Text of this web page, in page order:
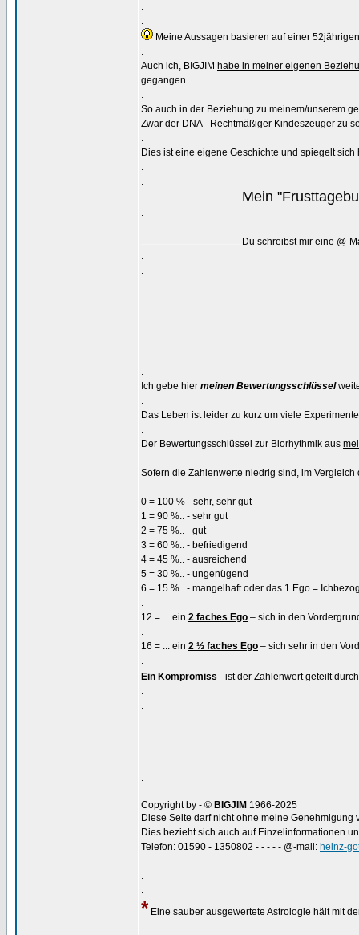
.
.
Meine Aussagen basieren auf einer
.
Auch ich, BIGJIM habe in meiner eigenen
gegangen.
.
So auch in der Beziehung zu meinem/unserem
Zwar der DNA - Rechtmäßiger Kindeszeuger zu
.
Dies ist eine eigene Geschichte und spiegelt
.
.
Mein
.
.
Du schreibst mir eine @-
.
.
.
.
Ich gebe hier meinen Bewertungsschlüssel
.
Das Leben ist leider zu kurz um viele
.
Der Bewertungsschlüssel zur Biorhythmik aus
.
Sofern die Zahlenwerte niedrig sind, im
.
0 = 100 % - sehr, sehr gut
1 = 90 %.. - sehr gut
2 = 75 %.. - gut
3 = 60 %.. - befriedigend
4 = 45 %.. - ausreichend
5 = 30 %.. - ungenügend
6 = 15 %.. - mangelhaft oder das 1 Ego =
.
12 = ... ein 2 faches Ego – sich in den
.
16 = ... ein 2 ½ faches Ego – sich sehr in den
.
Ein Kompromiss - ist der Zahlenwert geteilt
.
.
.
.
Copyright by - © BIGJIM 1966-2025
Diese Seite darf nicht ohne meine Genehmigung
Dies bezieht sich auch auf Einzelinformationen
Telefon: 01590 - 1350802 - - - - - @-mail: heinz-
.
.
.
* Eine sauber ausgewertete Astrologie hält mit